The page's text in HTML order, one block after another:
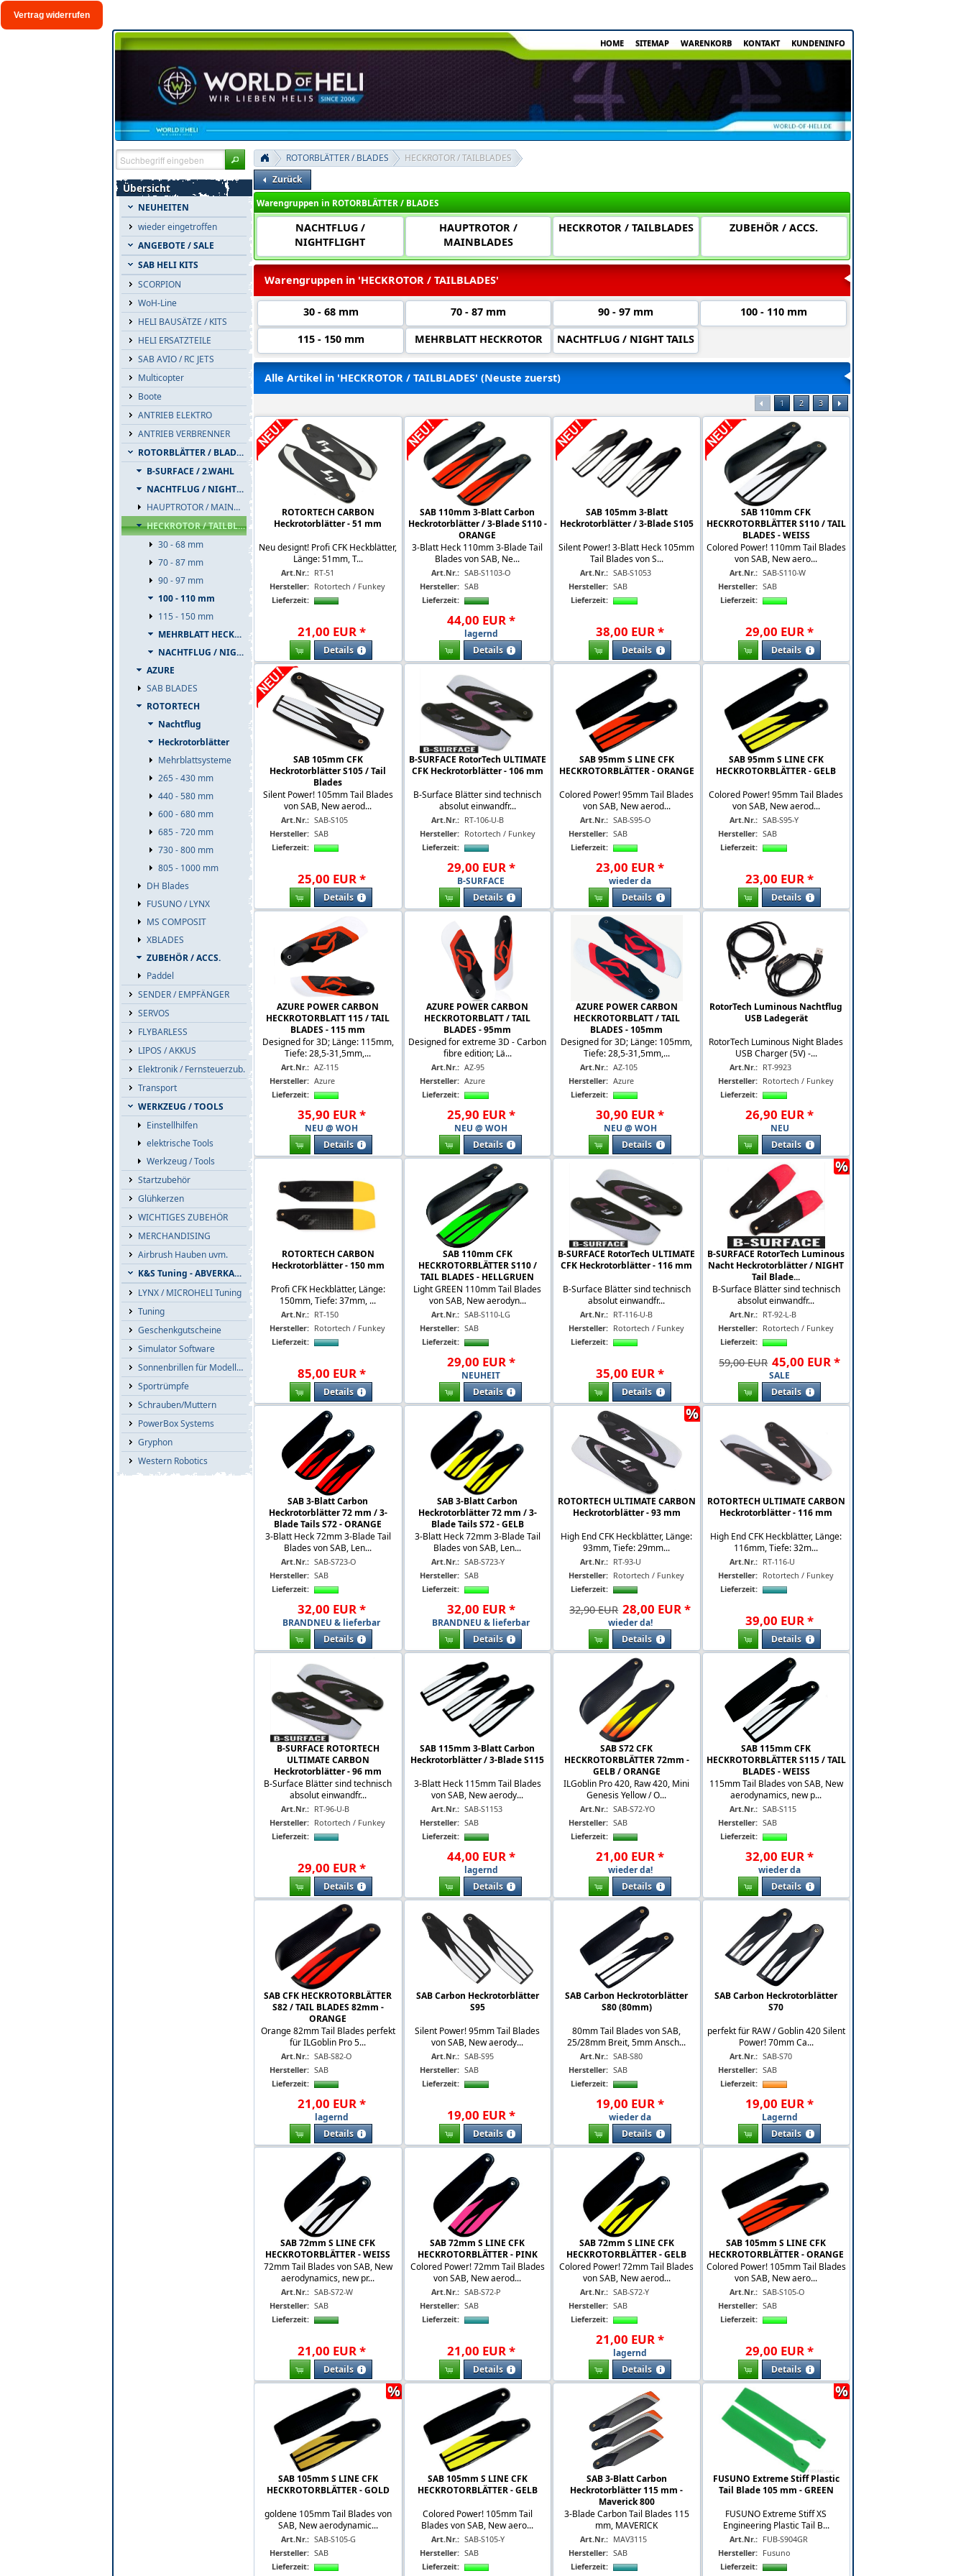
Vertrag widerrufen
HOME SITEMAP WARENKORB KONTAKT KUNDENINFO
Übersicht
NEUHEITEN
wieder eingetroffen
ANGEBOTE / SALE
SAB HELI KITS
SCORPION
WoH-Line
HELI BAUSÄTZE / KITS
HELI ERSATZTEILE
SAB AVIO / RC JETS
Multicopter
Boote
ANTRIEB ELEKTRO
ANTRIEB VERBRENNER
ROTORBLÄTTER / BLADES
B-SURFACE / 2.WAHL
NACHTFLUG / NIGHTFLIGHT
HAUPTROTOR / MAINBLADES
HECKROTOR / TAILBLADES
30 - 68 mm
70 - 87 mm
90 - 97 mm
100 - 110 mm
115 - 150 mm
MEHRBLATT HECKROTOR
NACHTFLUG / NIGHT TAILS
AZURE
SAB BLADES
ROTORTECH
Nachtflug
Heckrotorblätter
Mehrblattsysteme
265 - 430 mm
440 - 580 mm
600 - 680 mm
685 - 720 mm
730 - 800 mm
805 - 1000 mm
DH Blades
FUSUNO / LYNX
MS COMPOSIT
XBLADES
ZUBEHÖR / ACCS.
Paddel
SENDER / EMPFÄNGER
SERVOS
FLYBARLESS
LIPOS / AKKUS
Elektronik / Fernsteuerzub.
Transport
WERKZEUG / TOOLS
Einstellhilfen
elektrische Tools
Werkzeug / Tools
Startzubehör
Glühkerzen
WICHTIGES ZUBEHÖR
MERCHANDISING
Airbrush Hauben uvm.
K&S Tuning - ABVERKAUF
LYNX / MICROHELI Tuning
Tuning
Geschenkgutscheine
Simulator Software
Sonnenbrillen für Modellflieger
Sportrümpfe
Schrauben/Muttern
PowerBox Systems
Gryphon
Western Robotics
ROTORBLÄTTER / BLADES
HECKROTOR / TAILBLADES
Zurück
Warengruppen in ROTORBLÄTTER / BLADES
NACHTFLUG /
NIGHTFLIGHT
HAUPTROTOR /
MAINBLADES
HECKROTOR / TAILBLADES ZUBEHÖR / ACCS.
Warengruppen in 'HECKROTOR / TAILBLADES'
30 - 68 mm 70 - 87 mm 90 - 97 mm
100 - 110 mm
115 - 150 mm
MEHRBLATT HECKROTOR NACHTFLUG / NIGHT TAILS
Alle Artikel in 'HECKROTOR / TAILBLADES' (Neuste zuerst)
1 2 3
ROTORTECH CARBON
Heckrotorblätter - 51 mm
Neu designt! Profi CFK Heckblätter,
Länge: 51mm, T...
Art.Nr.: RT-51
Hersteller: Rotortech / Funkey
Lieferzeit:
21,00 EUR*
Details
SAB 110mm 3-Blatt Carbon
Heckrotorblätter / 3-Blade S110 -
ORANGE
3-Blatt Heck 110mm 3-Blade Tail
Blades von SAB, Ne...
Art.Nr.: SAB-S1103-O
Hersteller: SAB
Lieferzeit:
44,00 EUR*
lagernd
Details
SAB 105mm 3-Blatt
Heckrotorblätter / 3-Blade S105
Silent Power! 3-Blatt Heck 105mm
Tail Blades von S...
Art.Nr.: SAB-S1053
Hersteller: SAB
Lieferzeit:
38,00 EUR*
Details
SAB 110mm CFK
HECKROTORBLÄTTER S110 / TAIL
BLADES - WEISS
Colored Power! 110mm Tail Blades
von SAB, New aero...
Art.Nr.: SAB-S110-W
Hersteller: SAB
Lieferzeit:
29,00 EUR*
Details
SAB 105mm CFK
Heckrotorblätter S105 / Tail
Blades
Silent Power! 105mm Tail Blades
von SAB, New aerod...
Art.Nr.: SAB-S105
Hersteller: SAB
Lieferzeit:
25,00 EUR*
Details
B-SURFACE RotorTech ULTIMATE
CFK Heckrotorblätter - 106 mm
B-Surface Blätter sind technisch
absolut einwandfr...
Art.Nr.: RT-106-U-B
Hersteller: Rotortech / Funkey
Lieferzeit:
29,00 EUR*
B-SURFACE
Details
SAB 95mm S LINE CFK
HECKROTORBLÄTTER - ORANGE
Colored Power! 95mm Tail Blades
von SAB, New aerod...
Art.Nr.: SAB-S95-O
Hersteller: SAB
Lieferzeit:
23,00 EUR*
wieder da
Details
SAB 95mm S LINE CFK
HECKROTORBLÄTTER - GELB
Colored Power! 95mm Tail Blades
von SAB, New aerod...
Art.Nr.: SAB-S95-Y
Hersteller: SAB
Lieferzeit:
23,00 EUR*
Details
AZURE POWER CARBON
HECKROTORBLATT 115 / TAIL
BLADES - 115 mm
Designed for 3D; Länge: 115mm,
Tiefe: 28,5-31,5mm,...
Art.Nr.: AZ-115
Hersteller: Azure
Lieferzeit:
35,90 EUR*
NEU @ WOH
Details
AZURE POWER CARBON
HECKROTORBLATT / TAIL
BLADES - 95mm
Designed for extreme 3D - Carbon
fibre edition; Lä...
Art.Nr.: AZ-95
Hersteller: Azure
Lieferzeit:
25,90 EUR*
NEU @ WOH
Details
AZURE POWER CARBON
HECKROTORBLATT / TAIL
BLADES - 105mm
Designed for 3D; Länge: 105mm,
Tiefe: 28,5-31,5mm,...
Art.Nr.: AZ-105
Hersteller: Azure
Lieferzeit:
30,90 EUR*
NEU @ WOH
Details
RotorTech Luminous Nachtflug
USB Ladegerät
RotorTech Luminous Night Blades
USB Charger (5V) -...
Art.Nr.: RT-9923
Hersteller: Rotortech / Funkey
Lieferzeit:
26,90 EUR*
NEU
Details
ROTORTECH CARBON
Heckrotorblätter - 150 mm
Profi CFK Heckblätter, Länge:
150mm, Tiefe: 37mm, ...
Art.Nr.: RT-150
Hersteller: Rotortech / Funkey
Lieferzeit:
85,00 EUR*
Details
SAB 110mm CFK
HECKROTORBLÄTTER S110 /
TAIL BLADES - HELLGRUEN
Light GREEN 110mm Tail Blades
von SAB, New aerodyn...
Art.Nr.: SAB-S110-LG
Hersteller: SAB
Lieferzeit:
29,00 EUR*
NEUHEIT
Details
B-SURFACE RotorTech ULTIMATE
CFK Heckrotorblätter - 116 mm
B-Surface Blätter sind technisch
absolut einwandfr...
Art.Nr.: RT-116-U-B
Hersteller: Rotortech / Funkey
Lieferzeit:
35,00 EUR*
Details
B-SURFACE RotorTech Luminous
Nacht Heckrotorblätter / NIGHT
Tail Blade...
B-Surface Blätter sind technisch
absolut einwandfr...
Art.Nr.: RT-92-L-B
Hersteller: Rotortech / Funkey
Lieferzeit:
59,00 EUR 45,00 EUR*
SALE
Details
%
SAB 3-Blatt Carbon
Heckrotorblätter 72 mm / 3-
Blade Tails S72 - ORANGE
3-Blatt Heck 72mm 3-Blade Tail
Blades von SAB, Len...
Art.Nr.: SAB-S723-O
Hersteller: SAB
Lieferzeit:
32,00 EUR*
BRANDNEU & lieferbar
Details
SAB 3-Blatt Carbon
Heckrotorblätter 72 mm / 3-
Blade Tails S72 - GELB
3-Blatt Heck 72mm 3-Blade Tail
Blades von SAB, Len...
Art.Nr.: SAB-S723-Y
Hersteller: SAB
Lieferzeit:
32,00 EUR*
BRANDNEU & lieferbar
Details
ROTORTECH ULTIMATE CARBON
Heckrotorblätter - 93 mm
High End CFK Heckblätter, Länge:
93mm, Tiefe: 29mm...
Art.Nr.: RT-93-U
Hersteller: Rotortech / Funkey
Lieferzeit:
32,90 EUR 28,00 EUR*
wieder da!
Details
%
ROTORTECH ULTIMATE CARBON
Heckrotorblätter - 116 mm
High End CFK Heckblätter, Länge:
116mm, Tiefe: 32m...
Art.Nr.: RT-116-U
Hersteller: Rotortech / Funkey
Lieferzeit:
39,00 EUR*
Details
B-SURFACE ROTORTECH
ULTIMATE CARBON
Heckrotorblätter - 96 mm
B-Surface Blätter sind technisch
absolut einwandfr...
Art.Nr.: RT-96-U-B
Hersteller: Rotortech / Funkey
Lieferzeit:
29,00 EUR*
Details
SAB 115mm 3-Blatt Carbon
Heckrotorblätter / 3-Blade S115
3-Blatt Heck 115mm Tail Blades
von SAB, New aerody...
Art.Nr.: SAB-S1153
Hersteller: SAB
Lieferzeit:
44,00 EUR*
lagernd
Details
SAB S72 CFK
HECKROTORBLÄTTER 72mm -
GELB / ORANGE
ILGoblin Pro 420, Raw 420, Mini
Genesis Yellow / O...
Art.Nr.: SAB-S72-YO
Hersteller: SAB
Lieferzeit:
21,00 EUR*
wieder da!
Details
SAB 115mm CFK
HECKROTORBLÄTTER S115 / TAIL
BLADES - WEISS
115mm Tail Blades von SAB, New
aerodynamics, new p...
Art.Nr.: SAB-S115
Hersteller: SAB
Lieferzeit:
32,00 EUR*
wieder da
Details
SAB CFK HECKROTORBLÄTTER
S82 / TAIL BLADES 82mm -
ORANGE
Orange 82mm Tail Blades perfekt
für ILGoblin Pro 5...
Art.Nr.: SAB-S82-O
Hersteller: SAB
Lieferzeit:
21,00 EUR*
lagernd
Details
SAB Carbon Heckrotorblätter
S95
Silent Power! 95mm Tail Blades
von SAB, New aerody...
Art.Nr.: SAB-S95
Hersteller: SAB
Lieferzeit:
19,00 EUR*
Details
SAB Carbon Heckrotorblätter
S80 (80mm)
80mm Tail Blades von SAB,
25/28mm Breit, 5mm Ansch...
Art.Nr.: SAB-S80
Hersteller: SAB
Lieferzeit:
19,00 EUR*
wieder da
Details
SAB Carbon Heckrotorblätter
S70
perfekt für RAW / Goblin 420 Silent
Power! 70mm Ca...
Art.Nr.: SAB-S70
Hersteller: SAB
Lieferzeit:
19,00 EUR*
Lagernd
Details
SAB 72mm S LINE CFK
HECKROTORBLÄTTER - WEISS
72mm Tail Blades von SAB, New
aerodynamics, new pr...
Art.Nr.: SAB-S72-W
Hersteller: SAB
Lieferzeit:
21,00 EUR*
Details
SAB 72mm S LINE CFK
HECKROTORBLÄTTER - PINK
Colored Power! 72mm Tail Blades
von SAB, New aerod...
Art.Nr.: SAB-S72-P
Hersteller: SAB
Lieferzeit:
21,00 EUR*
Details
SAB 72mm S LINE CFK
HECKROTORBLÄTTER - GELB
Colored Power! 72mm Tail Blades
von SAB, New aerod...
Art.Nr.: SAB-S72-Y
Hersteller: SAB
Lieferzeit:
21,00 EUR*
lagernd
Details
SAB 105mm S LINE CFK
HECKROTORBLÄTTER - ORANGE
Colored Power! 105mm Tail Blades
von SAB, New aero...
Art.Nr.: SAB-S105-O
Hersteller: SAB
Lieferzeit:
29,00 EUR*
Details
SAB 105mm S LINE CFK
HECKROTORBLÄTTER - GOLD
goldene 105mm Tail Blades von
SAB, New aerodynamic...
Art.Nr.: SAB-S105-G
Hersteller: SAB
Lieferzeit:
%
SAB 105mm S LINE CFK
HECKROTORBLÄTTER - GELB
Colored Power! 105mm Tail
Blades von SAB, New aero...
Art.Nr.: SAB-S105-Y
Hersteller: SAB
Lieferzeit:
SAB 3-Blatt Carbon
Heckrotorblätter 115 mm -
Maverick 800
3-Blade Carbon Tail Blades 115
mm, MAVERICK
Art.Nr.: MAV3115
Hersteller: SAB
Lieferzeit:
FUSUNO Extreme Stiff Plastic
Tail Blade 105 mm - GREEN
FUSUNO Extreme Stiff XS
Engineering Plastic Tail B...
Art.Nr.: FUB-S904GR
Hersteller: Fusuno
Lieferzeit:
%